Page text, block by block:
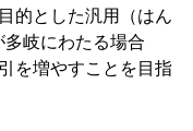
的とした汎用（はん
岐にわたる場合
を増やすことを目指